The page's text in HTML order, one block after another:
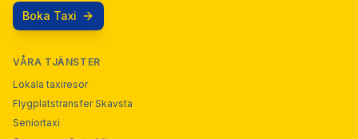
Boka Taxi
VÅRA TJÄNSTER
Lokala taxiresor
Flygplatstransfer Skavsta
Seniortaxi